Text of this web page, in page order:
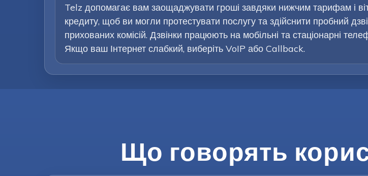
Telz допомагає вам заощаджувати гроші завдяки нижчим тарифам і
кредиту, щоб ви могли протестувати послугу та здійснити пробний
прихованих комісій. Дзвінки працюють на мобільні та стаціонарні
Якщо ваш Інтернет слабкий, виберіть VoIP або Callback.
Що говорять